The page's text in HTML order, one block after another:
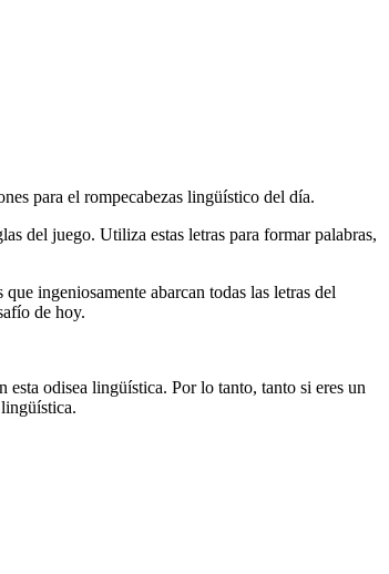
para el rompecabezas lingüístico del día.
del juego. Utiliza estas letras para formar palabras,
ingeniosamente abarcan todas las letras del
de hoy.
esta odisea lingüística. Por lo tanto, tanto si eres un